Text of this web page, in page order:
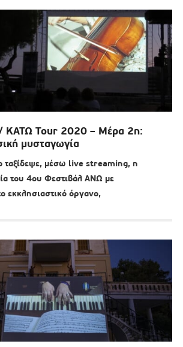
Tour 2020 – Μέρα 2η:
μυσταγωγία
ταξίδεψε, μέσω live streaming, η
του 4ου Φεστιβάλ ΑΝΩ με
εκκλησιαστικό όργανο,